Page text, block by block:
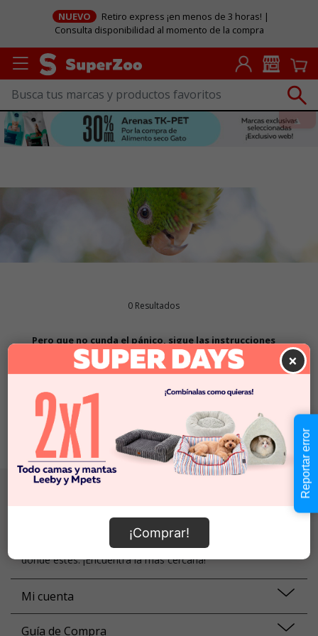
NUEVO
Retiro express ¡en menos de 3 horas! |
Consulta disponibilidad al momento de la compra
×
¡Comprar!
0 Resultados
Pero que no cunda el pánico, sigue las instrucciones
1. Revisa que la búsqueda no tenga errores ortográficos
2. Prueba a volver a buscar con palabras más específicas
3. Vuelve a nuestra
homey prueba de nuevo
¡Todos los caminos llevan a Roma! :)
Somos una familia de más de 70 tiendas a lo largo de todo
Chile, así que siempre tendrás una tienda SuperZoo ahí
donde estés. ¡Encuentra la más cercana!
Mi cuenta
Guía de Compra
Reportar error